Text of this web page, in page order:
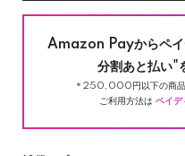
Amazon Payからペイ
分割あと払い"
＊250,000円以下の商
ご利用方法は ペイデ